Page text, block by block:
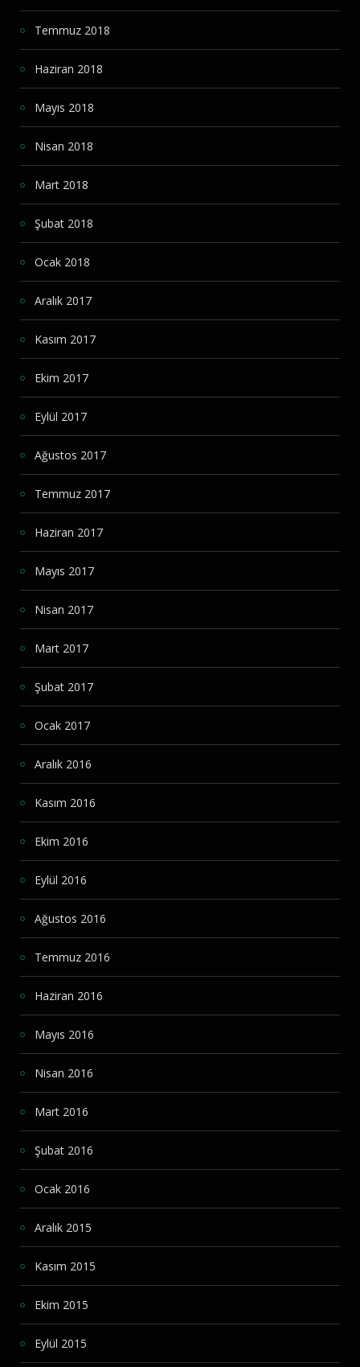
Temmuz 2018
Haziran 2018
Mayıs 2018
Nisan 2018
Mart 2018
Şubat 2018
Ocak 2018
Aralık 2017
Kasım 2017
Ekim 2017
Eylül 2017
Ağustos 2017
Temmuz 2017
Haziran 2017
Mayıs 2017
Nisan 2017
Mart 2017
Şubat 2017
Ocak 2017
Aralık 2016
Kasım 2016
Ekim 2016
Eylül 2016
Ağustos 2016
Temmuz 2016
Haziran 2016
Mayıs 2016
Nisan 2016
Mart 2016
Şubat 2016
Ocak 2016
Aralık 2015
Kasım 2015
Ekim 2015
Eylül 2015